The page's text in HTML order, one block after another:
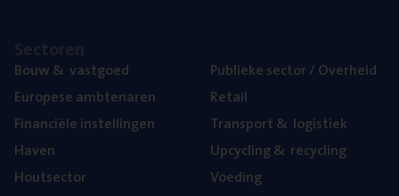
Bouw& vastgoed
Euro­pe­se ambtenaren
Finan­ci­ë­le instellingen
Haven
Hout­sec­tor
Publie­ke sec­tor / Overheid
Retail
Trans­port& logistiek
Upcy­cling& recycling
Voe­ding